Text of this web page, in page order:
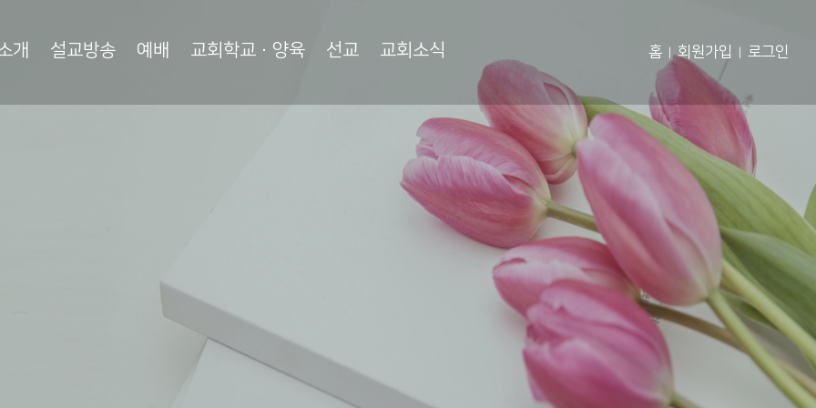
개 설교방송 예배 교회학교·양육 선교 교회소식 홈 회원가입 로그인